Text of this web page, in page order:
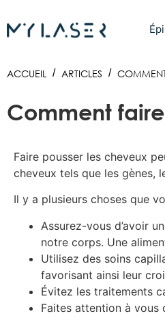
ACCUEIL / ARTICLES / COMMENT
Comment
Faire pousser les cheveux
cheveux tels que les gènes,
Il y a plusieurs choses que
Assurez-vous d’avoir
notre corps. Une
Utilisez des soins
favorisant ainsi leur
Évitez les traitements
Faites attention à vous